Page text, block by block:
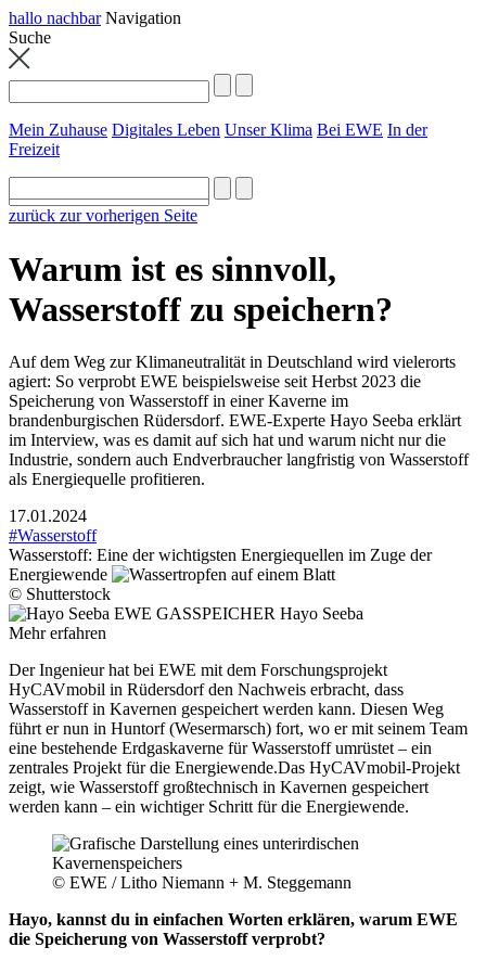
hallo nachbar Navigation
Suche
Mein Zuhause Digitales Leben Unser Klima Bei EWE In der
Freizeit
zurück zur vorherigen Seite
Warum ist es sinnvoll,
Wasserstoff zu speichern?
Auf dem Weg zur Klimaneutralität in Deutschland wird vielerorts
agiert: So verprobt EWE beispielsweise seit Herbst 2023 die
Speicherung von Wasserstoff in einer Kaverne im
brandenburgischen Rüdersdorf. EWE-Experte Hayo Seeba erklärt
im Interview, was es damit auf sich hat und warum nicht nur die
Industrie, sondern auch Endverbraucher langfristig von Wasserstoff
als Energiequelle profitieren.
17.01.2024
#Wasserstoff
Wasserstoff: Eine der wichtigsten Energiequellen im Zuge der
Energiewende
© Shutterstock
Hayo Seeba
Mehr erfahren
Der Ingenieur hat bei EWE mit dem Forschungsprojekt
HyCAVmobil in Rüdersdorf den Nachweis erbracht, dass
Wasserstoff in Kavernen gespeichert werden kann. Diesen Weg
führt er nun in Huntorf (Wesermarsch) fort, wo er mit seinem Team
eine bestehende Erdgaskaverne für Wasserstoff umrüstet – ein
zentrales Projekt für die Energiewende.Das HyCAVmobil-Projekt
zeigt, wie Wasserstoff großtechnisch in Kavernen gespeichert
werden kann – ein wichtiger Schritt für die Energiewende.
© EWE / Litho Niemann + M. Steggemann
Hayo, kannst du in einfachen Worten erklären, warum EWE
die Speicherung von Wasserstoff verprobt?